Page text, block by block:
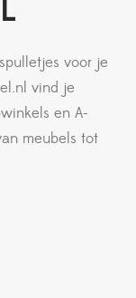
voor je
vind je
en A-
meubels tot